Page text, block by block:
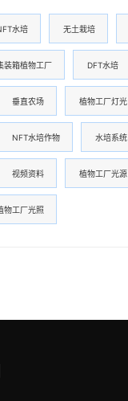
水培 无土栽培
装箱植物工厂 DFT水培
垂直农场 植物工厂灯光
NFT水培作物 水培系统
视频资料 植物工厂光源
物工厂光照